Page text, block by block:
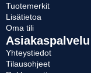
Tuotemerkit
Lisätietoa
Oma tili
Asiakaspalvelu
Yhteystiedot
Tilausohjeet